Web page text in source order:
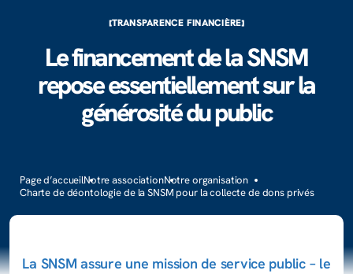
TRANSPARENCE FINANCIÈRE
Le financement de la SNSM
repose essentiellement sur la
générosité du public
Page d’accueilNotre associationNotre organisation
Charte de déontologie de la SNSM pour la collecte de dons privés
La SNSM assure une mission de service public – le